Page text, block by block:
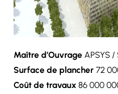
Maître d’Ouvrage APSYS /
Surface de plancher72
Coût de travaux86 000